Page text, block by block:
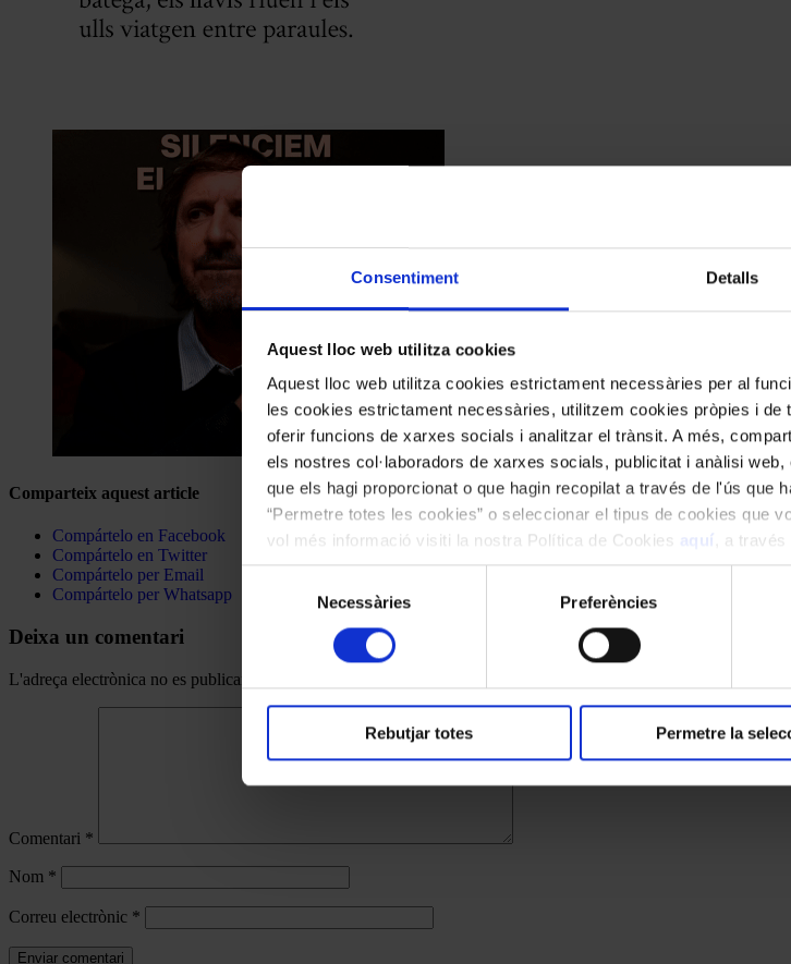
Consentiment Detalls
Aquest lloc web utilitza cookies
Aquest lloc web utilitza cookies estrictament necessàries per al
les cookies estrictament necessàries, utilitzem cookies pròpies i
oferir funcions de xarxes socials i analitzar el trànsit. A més,
els nostres col·laboradors de xarxes socials, publicitat i anàlisi
que els hagi proporcionat o que hagin recopilat a través de l'ús que
“Permetre totes les cookies” o seleccionar el tipus de cookies que
vol més informació visiti la nostra Política de Cookies aquí
, a
les cookies en qualsevol moment.
consentiment
Necessàries Preferències
Rebutjar totes Permetre la
Comparteix aquest article
Compártelo en Facebook
Compártelo en Twitter
Compártelo per Email
Compártelo per Whatsapp
Deixa un comentari
L'adreça electrònica no es publicarà.
Comentari *
Nom *
Correu electrònic *